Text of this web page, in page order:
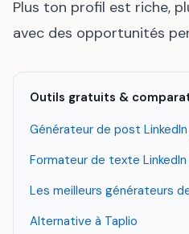
Plus ton profil est riche,
avec des opportunités
Outils gratuits &
Générateur de post
Formateur de texte
Les meilleurs générateurs
Alternative à Taplio